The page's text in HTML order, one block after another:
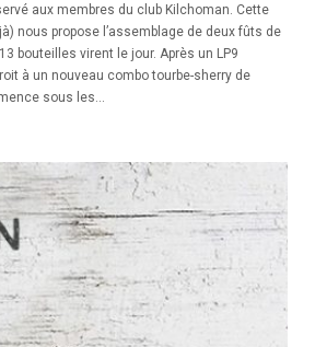
aux membres du club Kilchoman. Cette
nous propose l’assemblage de deux fûts de
bouteilles virent le jour. Après un LP9
à un nouveau combo tourbe-sherry de
sous les...